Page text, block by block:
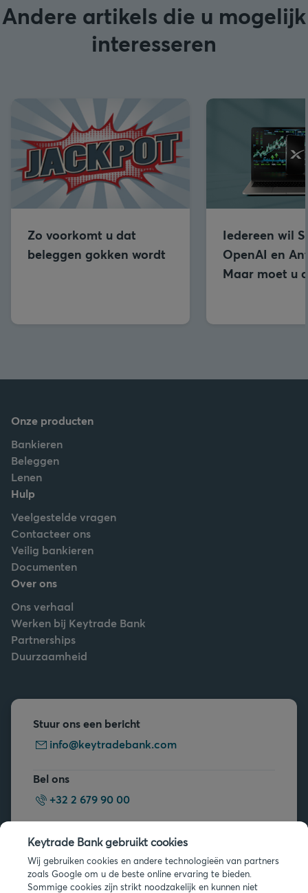
Andere artikels die u mogelijk
interesseren
Zo voorkomt u dat
beleggen gokken wordt
Iedereen wil
OpenAI en
Maar moet u
Onze producten
Bankieren
Beleggen
Lenen
Hulp
Veelgestelde vragen
Contacteer ons
Veilig bankieren
Documenten
Over ons
Ons verhaal
Werken bij Keytrade Bank
Partnerships
Duurzaamheid
Stuur ons een bericht
info@keytradebank.com
Bel ons
+32 2 679 90 00
Veelgestelde vragen
Keytrade Bank gebruikt cookies
Wij gebruiken cookies en andere technologieën van partners
zoals Google om u de beste online ervaring te bieden.
Sommige cookies zijn strikt noodzakelijk en kunnen niet